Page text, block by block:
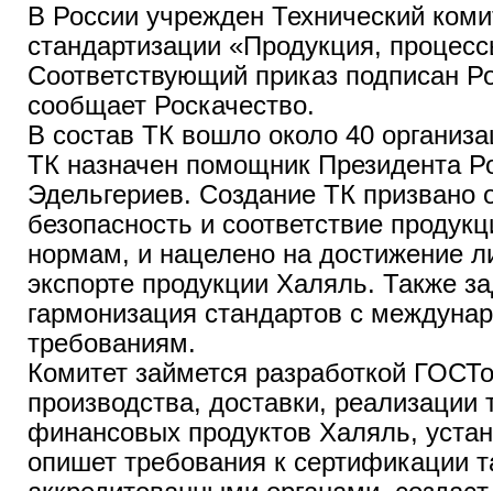
В России учрежден Технический
стандартизации «Продукция,
Соответствующий приказ подписан
сообщает Роскачество.
В состав ТК вошло около 40
ТК назначен помощник Президента
Эдельгериев. Создание ТК призвано
безопасность и соответствие
нормам, и нацелено на достижение
экспорте продукции Халяль. Также
гармонизация стандартов с
требованиям.
Комитет займется разработкой
производства, доставки, реализации
финансовых продуктов Халяль,
опишет требования к сертификации